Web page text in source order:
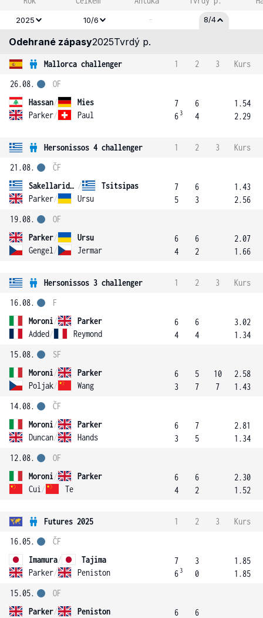
2025 10/6 - 8/4
Odehrané zápasy2025Tvrdý p.
Mallorca challenger 1 2 3
Kurs
26.08.
Hassan/
Mies
Parker/ Paul
OF
7
6 3
6
4
1.54
2.29
Hersonissos 4 challenger 1 2 3
Kurs
21.08.
Sakellaridis /
Tsitsipas
Parker/ Ursu
ČF
7
5
6
3
1.43
2.56
19.08.
Parker/
Ursu
Gengel / Jermar
OF
6
4
6
2
2.07
1.66
Hersonissos 3 challenger 1 2 3
Kurs
16.08.
Moroni/
Parker
Added/ Reymond
F
6
4
6
4
3.02
1.34
15.08.
Moroni/
Parker
Poljak/ Wang
SF
6
3
5
7
10
7
2.58
1.43
14.08.
Moroni/
Parker
Duncan/ Hands
ČF
6
3
7
5
2.81
1.34
12.08.
Moroni/
Parker
Cui / Te
OF
6
4
6
2
2.30
1.52
Futures 2025 1 2 3
Kurs
16.05.
Imamura/
Tajima
Parker/ Peniston
ČF
7
6 3
3
0
1.85
1.85
15.05.
Parker/
Peniston
OF
6
6